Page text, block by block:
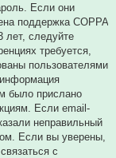
Если они
поддержка COPPA
лет, следуйте
требуется,
пользователями
было прислано
Если email-
неправильный
Если вы уверены,
с